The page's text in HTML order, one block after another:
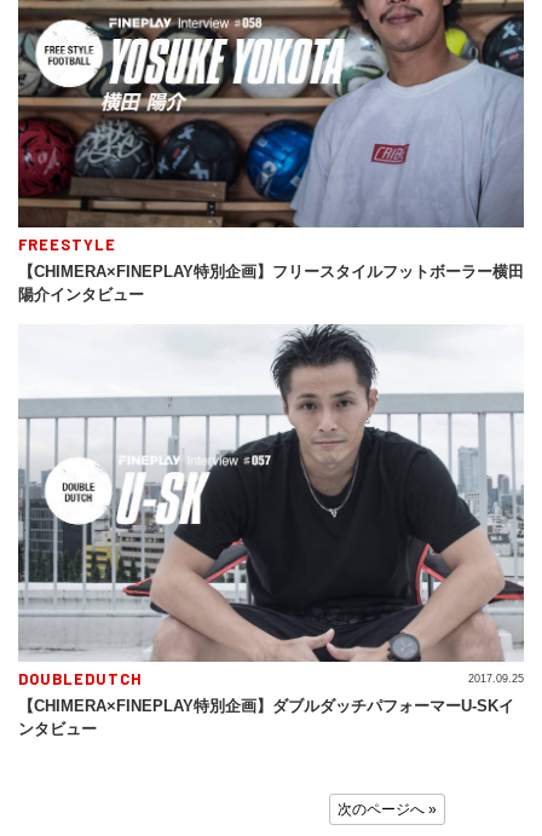
FREESTYLE
【CHIMERA×FINEPLAY特別企画】フリースタイルフットボーラー横田
陽介インタビュー
DOUBLEDUTCH
【CHIMERA×FINEPLAY特別企画】ダブルダッチパフォーマーU-SKイ
ンタビュー
2017.09.25
次のページへ »